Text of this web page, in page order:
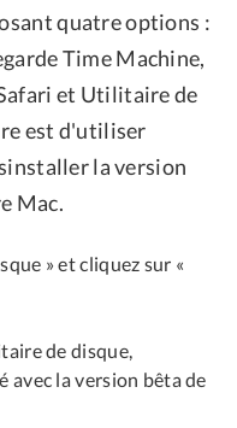
quatre options :
Time Machine,
et Utilitaire de
est d'utiliser
la version
Mac.
» et cliquez sur «
de disque,
avec la version bêta de